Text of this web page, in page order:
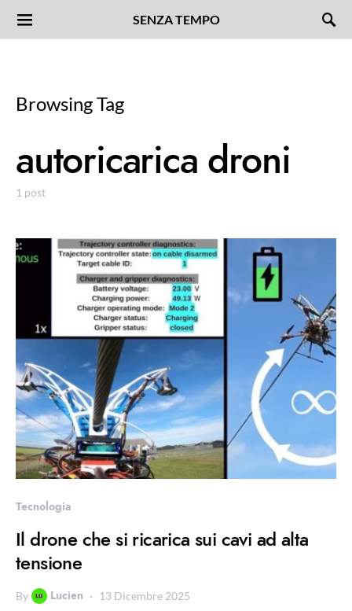
SENZA TEMPO
Browsing Tag
autoricarica droni
1 post
Tecnologia
Il drone che si ricarica sui cavi ad alta
tensione
By Lucien 13 Dicembre 2025